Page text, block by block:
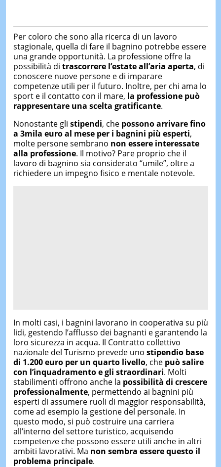
Per coloro che sono alla ricerca di un lavoro
stagionale, quella di fare il bagnino potrebbe essere
una grande opportunità. La professione offre la
possibilità di trascorrere l’estate all’aria aperta, di
conoscere nuove persone e di imparare
competenze utili per il futuro. Inoltre, per chi ama lo
sport e il contatto con il mare, la professione può
rappresentare una scelta gratificante.
Nonostante gli stipendi, che possono arrivare fino
a 3mila euro al mese per i bagnini più esperti,
molte persone sembrano non essere interessate
alla professione. Il motivo? Pare proprio che il
lavoro di bagnino sia considerato “umile”, oltre a
richiedere un impegno fisico e mentale notevole.
In molti casi, i bagnini lavorano in cooperativa su più
lidi, gestendo l’afflusso dei bagnanti e garantendo la
loro sicurezza in acqua. Il Contratto collettivo
nazionale del Turismo prevede uno stipendio base
di 1.200 euro per un quarto livello, che può salire
con l’inquadramento e gli straordinari. Molti
stabilimenti offrono anche la possibilità di crescere
professionalmente, permettendo ai bagnini più
esperti di assumere ruoli di maggior responsabilità,
come ad esempio la gestione del personale. In
questo modo, si può costruire una carriera
all’interno del settore turistico, acquisendo
competenze che possono essere utili anche in altri
ambiti lavorativi. Ma non sembra essere questo il
problema principale.